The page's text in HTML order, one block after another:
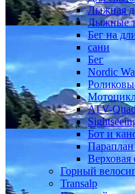
Лыжная
Лыжные
Бег на
сани
Бег
Nordic
ATV-
Бот и
Параплан
Верховая
Горный
Transalp